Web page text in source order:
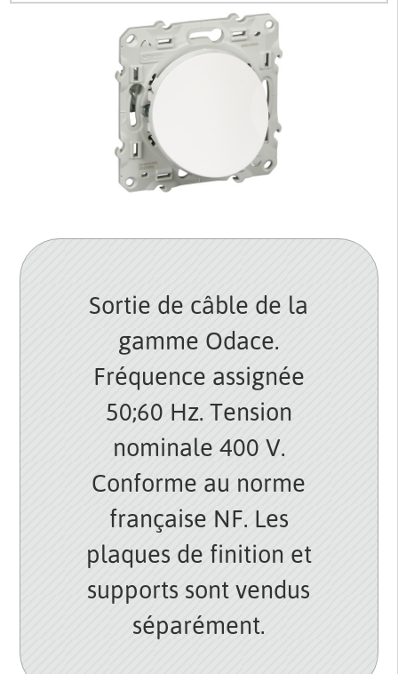
Sortie de câble de la
gamme Odace.
Fréquence assignée
50;60 Hz. Tension
nominale 400 V.
Conforme au norme
française NF. Les
plaques de finition et
supports sont vendus
séparément.